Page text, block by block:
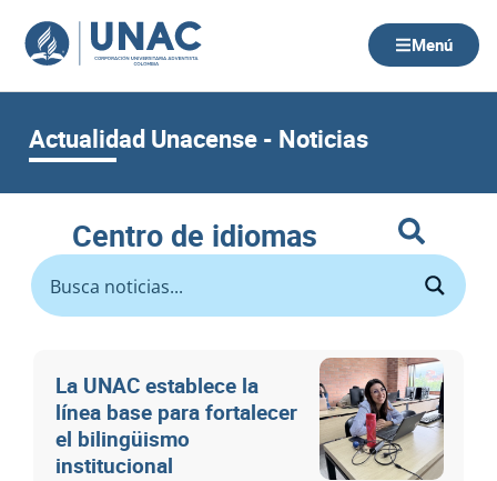
contenido
Menú
Actualidad Unacense - Noticias
Centro de idiomas
La UNAC establece la
línea base para fortalecer
el bilingüismo
institucional